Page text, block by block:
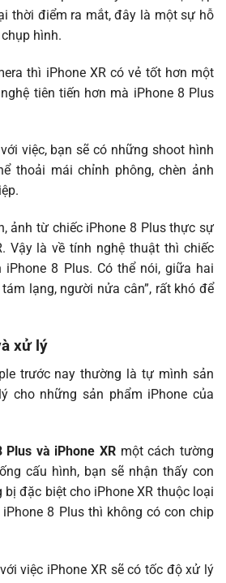
thời điểm ra mắt, đây là một sự hỗ
hình.
thì iPhone XR có vẻ tốt hơn một
tiên tiến hơn mà iPhone 8 Plus
việc, bạn sẽ có những shoot hình
thoải mái chỉnh phông, chèn ảnh
ảnh từ chiếc iPhone 8 Plus thực sự
Vậy là về tính nghệ thuật thì chiếc
iPhone 8 Plus. Có thể nói, giữa hai
lạng, người nửa cân”, rất khó để
xử lý
trước nay thường là tự mình sản
cho những sản phẩm iPhone của
Plus và iPhone XR một cách tường
cấu hình, bạn sẽ nhận thấy con
đặc biệt cho iPhone XR thuộc loại
8 Plus thì không có con chip
việc iPhone XR sẽ có tốc độ xử lý